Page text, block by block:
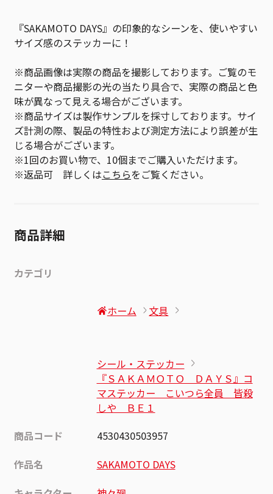
『SAKAMOTO DAYS』の印象的なシーンを、使いやすい
サイズ感のステッカーに！
※商品画像は実際の商品を撮影しております。ご覧のモ
ニターや商品撮影の光の当たり具合で、実際の商品と色
味が異なって見える場合がございます。
※商品サイズは製作サンプルを採寸しております。サイ
ズ計測の際、製品の特性および測定方法により誤差が生
じる場合がございます。
※1回のお買い物で、10個までご購入いただけます。
※返品可 詳しくはこちらをご覧ください。
商品詳細
カテゴリ
ホーム 文具
シール・ステッカー
『ＳＡＫＡＭＯＴＯ ＤＡＹＳ』コ
マステッカー こいつら全員 皆殺
しや ＢＥ１
商品コード
4530430503957
作品名
SAKAMOTO DAYS